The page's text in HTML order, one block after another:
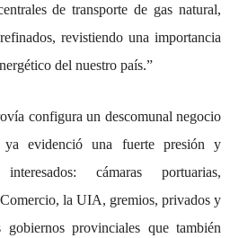
de transporte de gas natural,
revistiendo una importancia
del nuestro país.”
configura un descomunal negocio
evidenció una fuerte presión y
cámaras portuarias,
la UIA, gremios, privados y
provinciales que también